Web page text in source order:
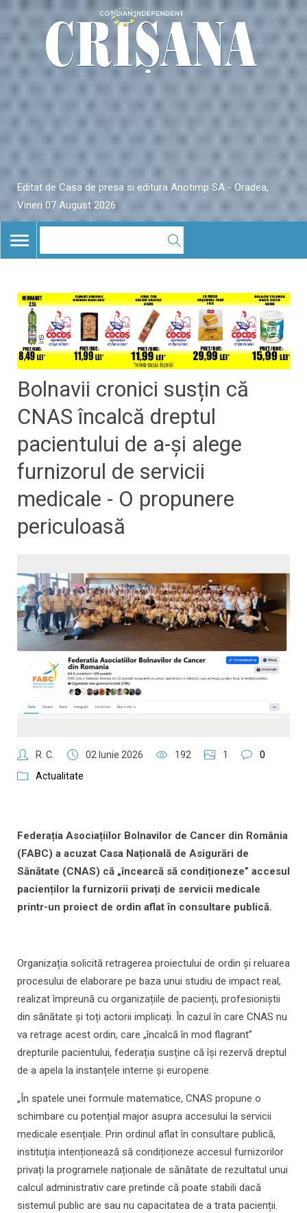
Editat de Casa de presa si editura Anotimp SA - Oradea,
Vineri 07 August 2026
TOGGLE
NAVIGATION
Bolnavii cronici susțin că
CNAS încalcă dreptul
pacientului de a-și alege
furnizorul de servicii
medicale - O propunere
periculoasă
R. C. 02 Iunie 2026 192 1
0
Actualitate
Federația Asociațiilor Bolnavilor de Cancer din România
(FABC) a acuzat Casa Națională de Asigurări de
Sănătate (CNAS) că „încearcă să condiționeze” accesul
pacienților la furnizorii privați de servicii medicale
printr-un proiect de ordin aflat în consultare publică.
Organizația solicită retragerea proiectului de ordin și reluarea
procesului de elaborare pe baza unui studiu de impact real,
realizat împreună cu organizațiile de pacienți, profesioniștii
din sănătate și toți actorii implicați. În cazul în care CNAS nu
va retrage acest ordin, care „încalcă în mod flagrant”
drepturile pacientului, federația susține că își rezervă dreptul
de a apela la instanțele interne și europene.
„În spatele unei formule matematice, CNAS propune o
schimbare cu potențial major asupra accesului la servicii
medicale esențiale. Prin ordinul aflat în consultare publică,
instituția intenționează să condiționeze accesul furnizorilor
privați la programele naționale de sănătate de rezultatul unui
calcul administrativ care pretinde că poate stabili dacă
sistemul public are sau nu capacitatea de a trata pacienții.